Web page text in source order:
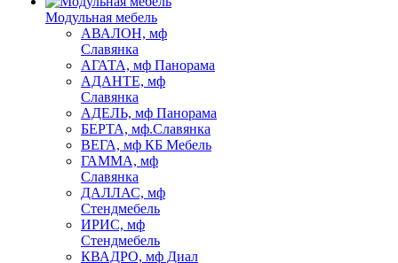
Модульная мебель
АВАЛОН, мф
Славянка
АГАТА, мф Панорама
АДАНТЕ, мф
Славянка
АДЕЛЬ, мф Панорама
БЕРТА, мф.Славянка
ВЕГА, мф КБ Мебель
ГАММА, мф
Славянка
ДАЛЛАС, мф
Стендмебель
ИРИС, мф
Стендмебель
КВАДРО, мф Диал